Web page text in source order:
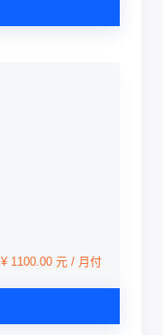
¥ 1100.00 元 / 月付